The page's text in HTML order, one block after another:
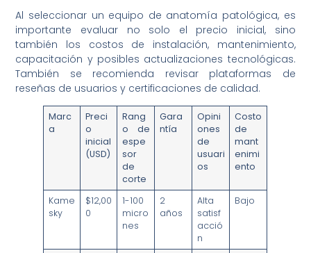
Al seleccionar un equipo de anatomía patológica, es
importante evaluar no solo el precio inicial, sino
también los costos de instalación, mantenimiento,
capacitación y posibles actualizaciones tecnológicas.
También se recomienda revisar plataformas de
reseñas de usuarios y certificaciones de calidad.
Marc
a
Preci
o
inicial
(USD)
Rang
o de
espe
sor
de
corte
Gara
ntía
Opini
ones
de
usuari
os
Costo
de
mant
enimi
ento
Kame
sky
$12,00
0
1-100
micro
nes
2
años
Alta
satisf
acció
n
Bajo